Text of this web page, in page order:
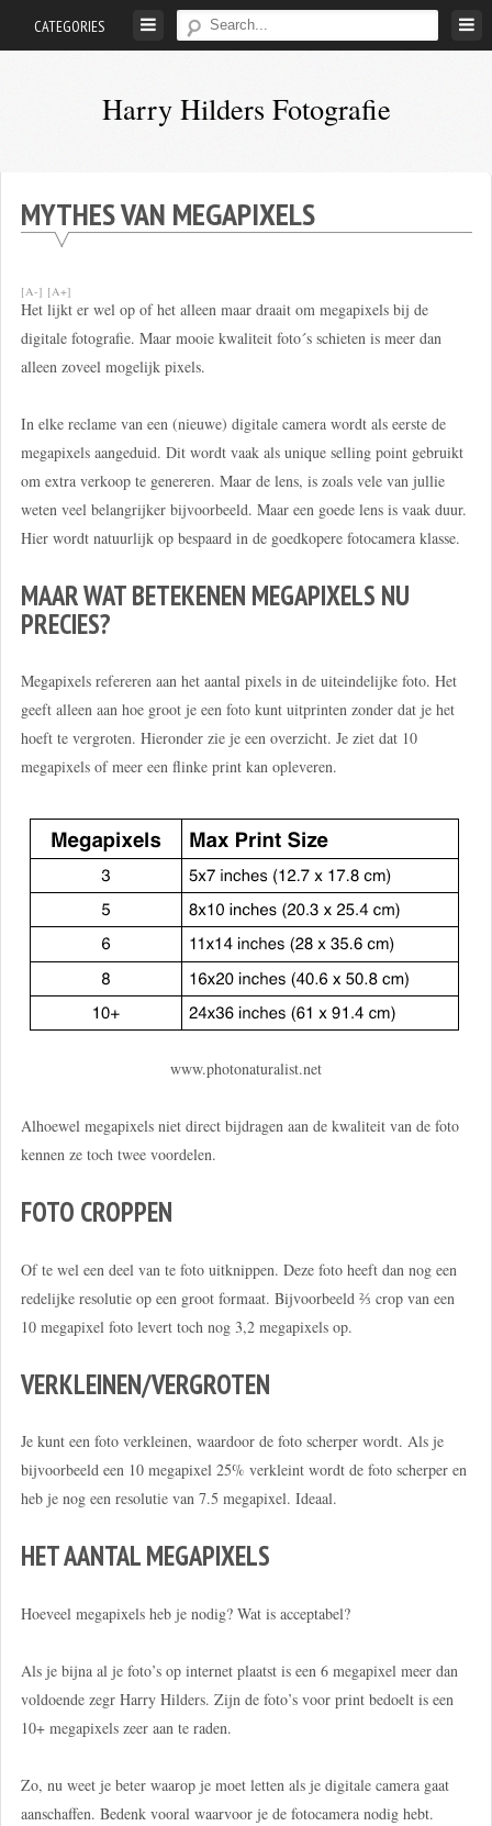
CATEGORIES
Harry Hilders Fotografie
Hilders
MYTHES VAN MEGAPIXELS
[A-] [A+]
Het lijkt er wel op of het alleen maar draait om megapixels bij de
digitale fotografie. Maar mooie kwaliteit foto´s schieten is meer dan
alleen zoveel mogelijk pixels.
In elke reclame van een (nieuwe) digitale camera wordt als eerste de
megapixels aangeduid. Dit wordt vaak als unique selling point gebruikt
om extra verkoop te genereren. Maar de lens, is zoals vele van jullie
weten veel belangrijker bijvoorbeeld. Maar een goede lens is vaak duur.
Hier wordt natuurlijk op bespaard in de goedkopere fotocamera klasse.
MAAR WAT BETEKENEN MEGAPIXELS NU
PRECIES?
Megapixels refereren aan het aantal pixels in de uiteindelijke foto. Het
geeft alleen aan hoe groot je een foto kunt uitprinten zonder dat je het
hoeft te vergroten. Hieronder zie je een overzicht. Je ziet dat 10
megapixels of meer een flinke print kan opleveren.
www.photonaturalist.net
Alhoewel megapixels niet direct bijdragen aan de kwaliteit van de foto
kennen ze toch twee voordelen.
FOTO CROPPEN
Of te wel een deel van te foto uitknippen. Deze foto heeft dan nog een
redelijke resolutie op een groot formaat. Bijvoorbeeld ⅔ crop van een
10 megapixel foto levert toch nog 3,2 megapixels op.
VERKLEINEN/VERGROTEN
Je kunt een foto verkleinen, waardoor de foto scherper wordt. Als je
bijvoorbeeld een 10 megapixel 25% verkleint wordt de foto scherper en
heb je nog een resolutie van 7.5 megapixel. Ideaal.
HET AANTAL MEGAPIXELS
Hoeveel megapixels heb je nodig? Wat is acceptabel?
Als je bijna al je foto’s op internet plaatst is een 6 megapixel meer dan
voldoende zegr Harry Hilders. Zijn de foto’s voor print bedoelt is een
10+ megapixels zeer aan te raden.
Zo, nu weet je beter waarop je moet letten als je digitale camera gaat
aanschaffen. Bedenk vooral waarvoor je de fotocamera nodig hebt.